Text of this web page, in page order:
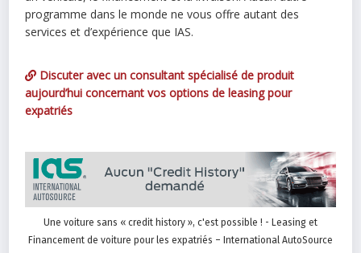
programme dans le monde ne vous offre autant des
services et d’expérience que IAS.
Discuter avec un consultant spécialisé de produit
aujourd’hui concernant vos options de leasing pour
expatriés
Une voiture sans « credit history », c'est possible ! - Leasing et
Financement de voiture pour les expatriés – International AutoSource